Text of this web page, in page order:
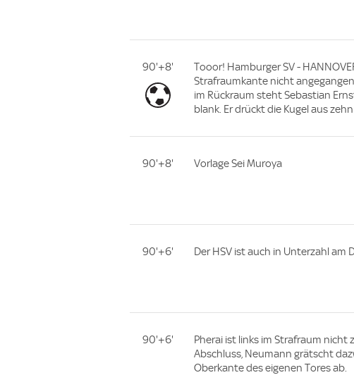
90'+8'
Tooor! Hamburger SV -
Strafraumkante nicht
im Rückraum steht Sebastian
blank. Er drückt die Kugel aus
90'+8' Vorlage Sei Muroya
90'+6' Der HSV ist auch in Unterzahl am
90'+6'
Pherai ist links im Strafraum nicht
Abschluss, Neumann grätscht
Oberkante des eigenen Tores ab.